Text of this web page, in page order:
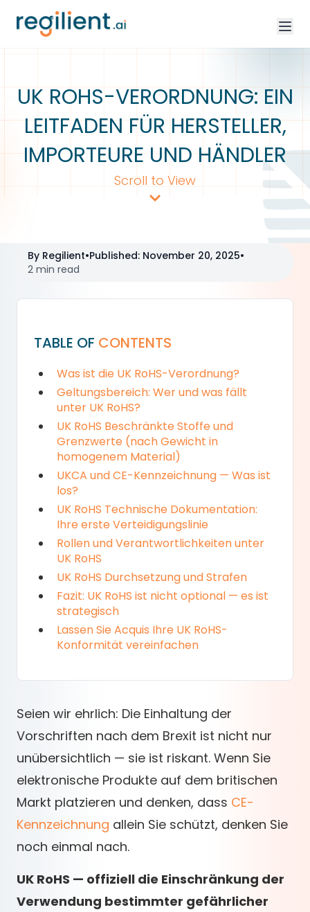
UK ROHS-VERORDNUNG: EIN
LEITFADEN FÜR HERSTELLER,
IMPORTEURE UND HÄNDLER
Scroll to View
By Regilient•Published: November 20, 2025•
2 min read
TABLE OF CONTENTS
Was ist die UK RoHS-Verordnung?
Geltungsbereich: Wer und was fällt
unter UK RoHS?
UK RoHS Beschränkte Stoffe und
Grenzwerte (nach Gewicht in
homogenem Material)
UKCA und CE-Kennzeichnung — Was ist
los?
UK RoHS Technische Dokumentation:
Ihre erste Verteidigungslinie
Rollen und Verantwortlichkeiten unter
UK RoHS
UK RoHS Durchsetzung und Strafen
Fazit: UK RoHS ist nicht optional — es ist
strategisch
Lassen Sie Acquis Ihre UK RoHS-
Konformität vereinfachen
Seien wir ehrlich: Die Einhaltung der
Vorschriften nach dem Brexit ist nicht nur
unübersichtlich — sie ist riskant. Wenn Sie
elektronische Produkte auf dem britischen
Markt platzieren und denken, dass CE-
Kennzeichnung allein Sie schützt, denken Sie
noch einmal nach.
UK RoHS — offiziell die Einschränkung der
Verwendung bestimmter gefährlicher